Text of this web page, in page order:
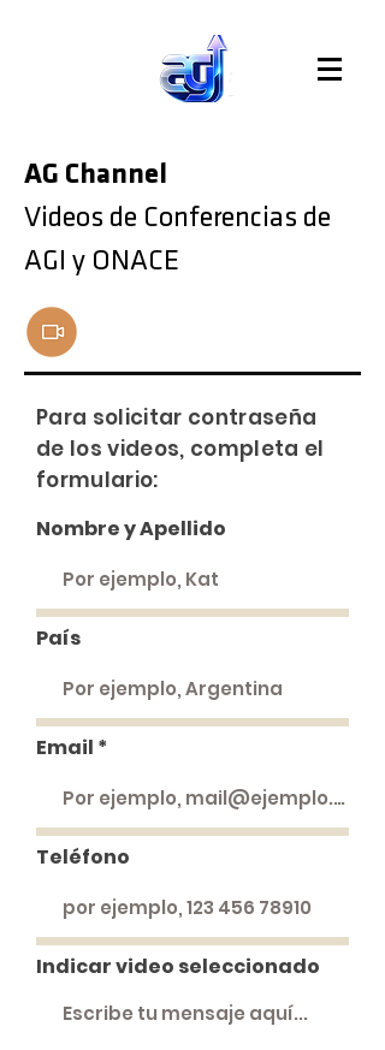
AG Channel
Videos de Conferencias de
AGI y ONACE
Para solicitar contraseña
de los videos, completa el
formulario:
Nombre y Apellido
País
Email
Teléfono
Indicar video seleccionado